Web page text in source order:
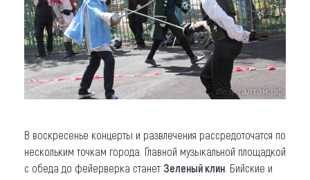
В воскресенье концерты и развлечения рассредоточатся по
нескольким точкам города. Главной музыкальной площадкой
с обеда до фейерверка станет Зеленый клин . Бийские и